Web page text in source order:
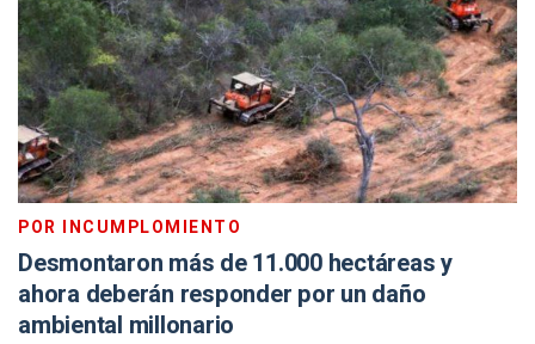
POR INCUMPLOMIENTO
Desmontaron más de 11.000 hectáreas y
ahora deberán responder por un daño
ambiental millonario